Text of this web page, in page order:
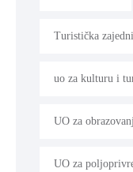
Turistička
uo za kulturu i
UO za
UO za